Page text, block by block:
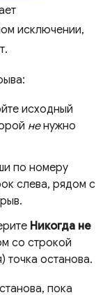
исключении,
исходный
ненужно
по номеру
слева, рядом с
Никогда не
со строкой
точка останова.
пока